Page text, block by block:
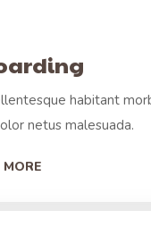
habitant
netus malesuada.